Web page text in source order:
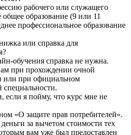
рабочего или служащего
общее образование (9 или 11
профессиональное образование
или справка для
обучения справка не нужна.
при прохождении очной
или при официальном
специальности.
если я пойму, что курс мне не
«О защите прав потребителей».
за вычетом стоимости тех
вам уже был предоставлен